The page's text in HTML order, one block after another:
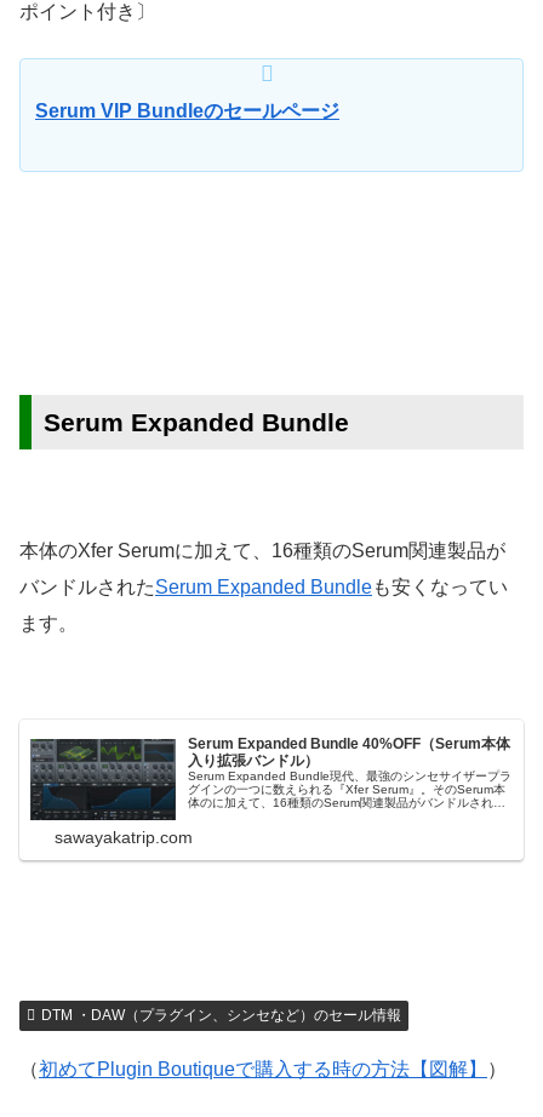
ポイント付き〕
Serum VIP Bundleのセールページ
Serum Expanded Bundle
本体のXfer Serumに加えて、16種類のSerum関連製品が
バンドルされたSerum Expanded Bundleも安くなってい
ます。
Serum Expanded Bundle 40%OFF（Serum本体
入り拡張バンドル）
Serum Expanded Bundle現代、最強のシンセサイザープラ
グインの一つに数えられる『Xfer Serum』。そのSerum本
体のに加えて、16種類のSerum関連製品がバンドルされた
sawayakatrip.com
DTM ・DAW（プラグイン、シンセなど）のセール情報
（初めてPlugin Boutiqueで購入する時の方法【図解】 ）